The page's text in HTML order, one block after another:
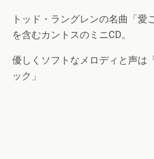
トッド・ラングレンの名曲「愛
を含むカントスのミニCD。
優しくソフトなメロディと声は
ック」